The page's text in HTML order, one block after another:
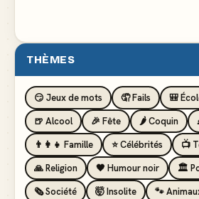
THÈMES
😏 Jeux de mots 🤦 Fails 🎒
🍺 Alcool
🎉 Fête 🌶️ Coquin
👨‍👩‍👧 Famille
⭐ Célébrités 📺
🙏 Religion
🖤 Humour noir
🏛️
🗞️ Société
🤯 Insolite 🐾